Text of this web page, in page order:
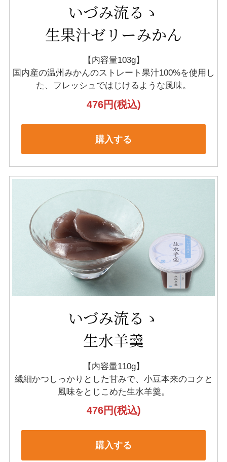
いづみ流るゝ
生果汁ゼリーみかん
【内容量103g】
国内産の温州みかんのストレート果汁100%を使用し
た、フレッシュではじけるような風味。
476円(税込)
購入する
いづみ流るゝ
生水羊羹
【内容量110g】
繊細かつしっかりとした甘みで、小豆本来のコクと
風味をとじこめた生水羊羹。
476円(税込)
購入する